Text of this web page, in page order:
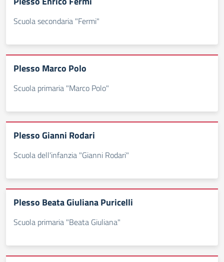
Scuola secondaria "Fermi"
Plesso Marco Polo
Scuola primaria "Marco Polo"
Plesso Gianni Rodari
Scuola dell'infanzia "Gianni Rodari"
Plesso Beata Giuliana Puricelli
Scuola primaria "Beata Giuliana"